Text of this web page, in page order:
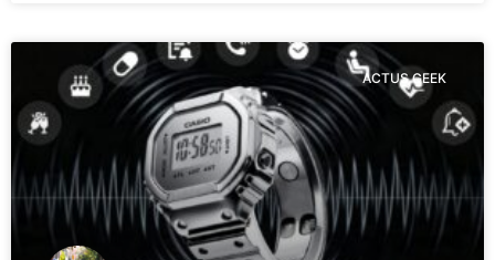
ACTUS GEEK